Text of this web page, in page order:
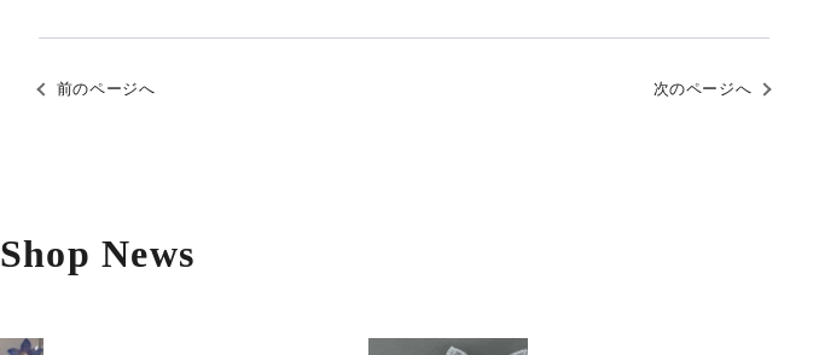
前のページへ 次のページへ
Shop News